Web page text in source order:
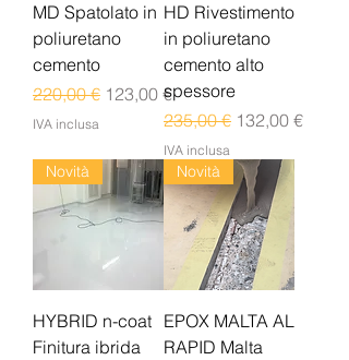
MD Spatolato in
poliuretano
cemento
Prezzo regolare
220,00 € Prezzo scontato
123,00 €
IVA inclusa
HD Rivestimento
in poliuretano
cemento alto
spessore
Prezzo regolare
235,00 € Prezzo scontato
132,00 €
IVA inclusa
Novità
HYBRID n-coat
Finitura ibrida
Novità
EPOX MALTA AL
RAPID Malta